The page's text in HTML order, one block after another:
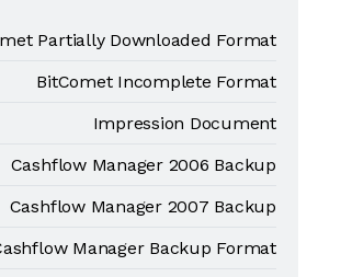
Partially Downloaded Format
BitComet Incomplete Format
Impression Document
Cashflow Manager 2006 Backup
Cashflow Manager 2007 Backup
Manager Backup Format